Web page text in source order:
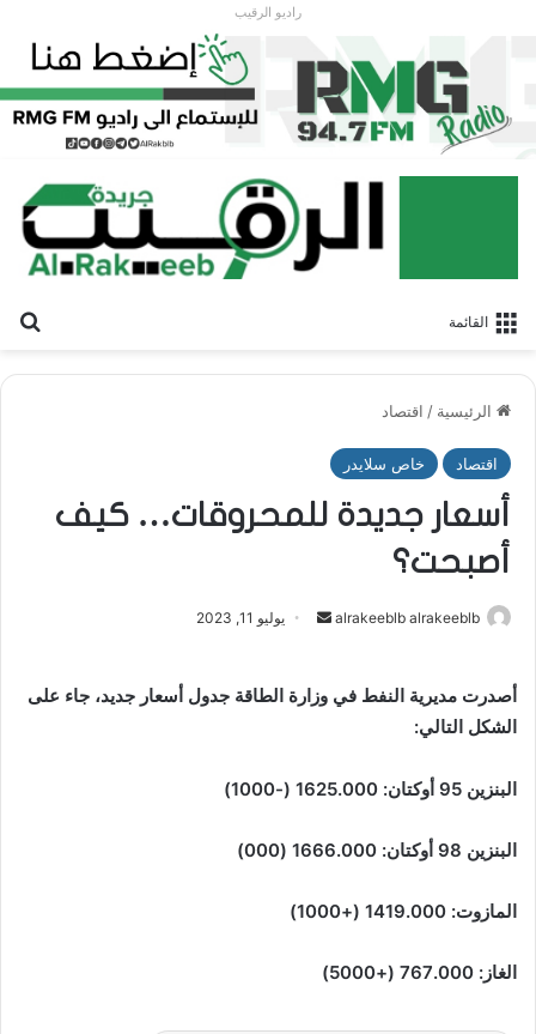
راديو الرقيب
القائمة
الرئيسية / اقتصاد
اقتصاد خاص سلايدر
أسعار جديدة للمحروقات… كيف
أصبحت؟
alrakeeblb alrakeeblb
أرسل يوليو 11, 2023
أصدرت مديرية النفط في وزارة الطاقة جدول أسعار جديد، جاء على
الشكل التالي:
البنزين 95 أوكتان: 1625.000 (-1000)
البنزين 98 أوكتان: 1666.000 (000)
المازوت: 1419.000 (+1000)
الغاز: 767.000 (+5000)